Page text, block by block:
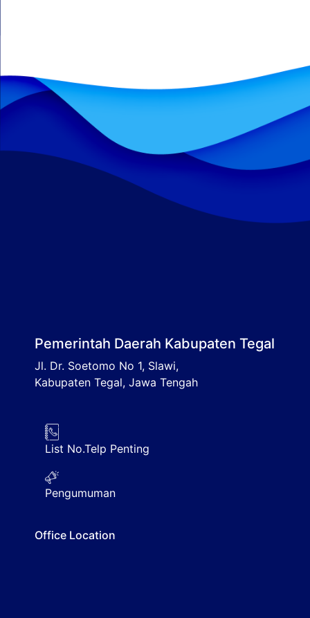
Pemerintah Daerah Kabupaten Tegal
Jl. Dr. Soetomo No 1, Slawi,
Kabupaten Tegal, Jawa Tengah
List No.Telp Penting
Pengumuman
Office Location